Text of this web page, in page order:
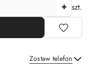
szt.
Zostaw telefon